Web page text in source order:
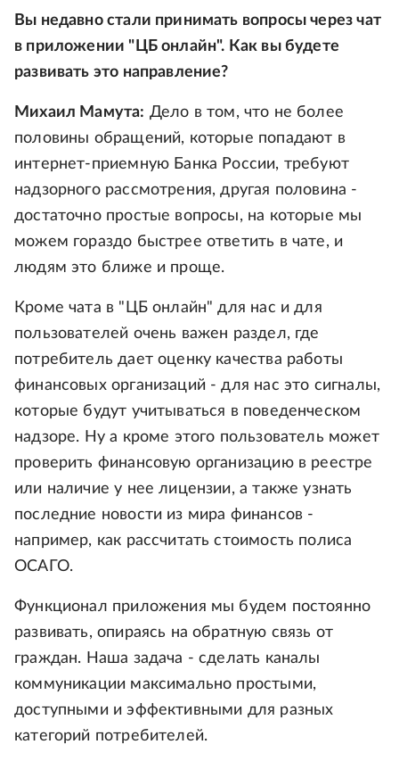
Вы недавно стали принимать вопросы через чат
в приложении "ЦБ онлайн". Как вы будете
развивать это направление?
Михаил Мамута: Дело в том, что не более
половины обращений, которые попадают в
интернет-приемную Банка России, требуют
надзорного рассмотрения, другая половина -
достаточно простые вопросы, на которые мы
можем гораздо быстрее ответить в чате, и
людям это ближе и проще.
Кроме чата в "ЦБ онлайн" для нас и для
пользователей очень важен раздел, где
потребитель дает оценку качества работы
финансовых организаций - для нас это сигналы,
которые будут учитываться в поведенческом
надзоре. Ну а кроме этого пользователь может
проверить финансовую организацию в реестре
или наличие у нее лицензии, а также узнать
последние новости из мира финансов -
например, как рассчитать стоимость полиса
ОСАГО.
Функционал приложения мы будем постоянно
развивать, опираясь на обратную связь от
граждан. Наша задача - сделать каналы
коммуникации максимально простыми,
доступными и эффективными для разных
категорий потребителей.